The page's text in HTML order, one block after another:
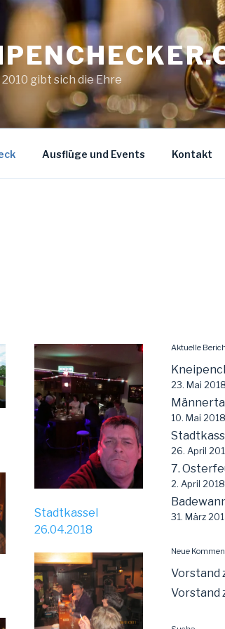
2010 gibt sich die Ehre
Ausflüge und Events Kontakt
Stadtkassel
26.04.2018
Aktuelle
23. Mai 2018
10. Mai 2018
26. April
7.
2. April 2018
31. März
Neue
Vorstand
Vorstand